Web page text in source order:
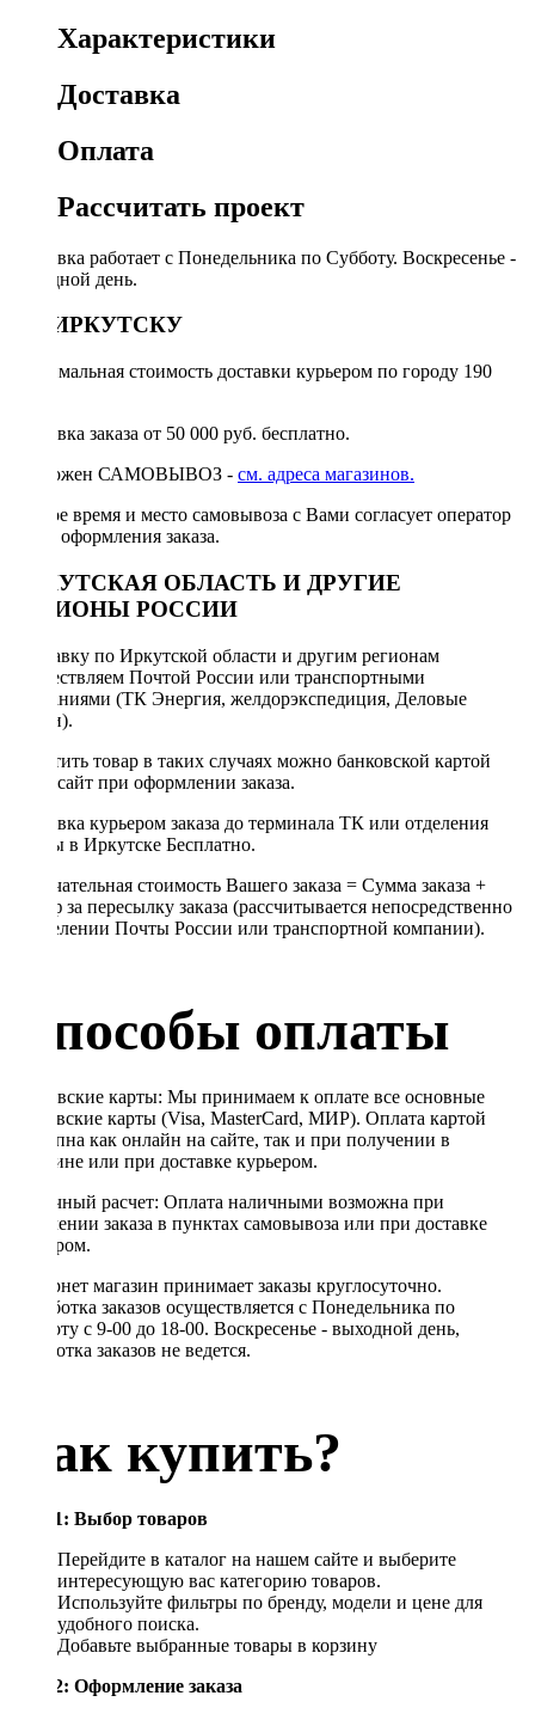
Характеристики
Доставка
Оплата
Рассчитать проект
Доставка работает с Понедельника по Субботу. Воскресенье -
выходной день.
ПО ИРКУТСКУ
Минимальная стоимость доставки курьером по городу 190
Доставка заказа от 50 000 руб. бесплатно.
Возможен САМОВЫВОЗ - см. адреса магазинов.
Точное время и место самовывоза с Вами согласует оператор
после оформления заказа.
ИРКУТСКАЯ ОБЛАСТЬ И ДРУГИЕ
РЕГИОНЫ РОССИИ
Отправку по Иркутской области и другим регионам
осуществляем Почтой России или транспортными
компаниями (ТК Энергия, желдорэкспедиция, Деловые
линии).
Оплатить товар в таких случаях можно банковской картой
через сайт при оформлении заказа.
Доставка курьером заказа до терминала ТК или отделения
Почты в Иркутске Бесплатно.
Окончательная стоимость Вашего заказа = Сумма заказа +
Тариф за пересылку заказа (рассчитывается непосредственно
в отделении Почты России или транспортной компании).
Способы оплаты
Банковские карты: Мы принимаем к оплате все основные
банковские карты (Visa, MasterCard, МИР). Оплата картой
доступна как онлайн на сайте, так и при получении в
магазине или при доставке курьером.
Наличный расчет: Оплата наличными возможна при
получении заказа в пунктах самовывоза или при доставке
курьером.
Интернет магазин принимает заказы круглосуточно.
Обработка заказов осуществляется с Понедельника по
Субботу с 9-00 до 18-00. Воскресенье - выходной день,
обработка заказов не ведется.
Как купить?
Шаг 1: Выбор товаров
Перейдите в каталог на нашем сайте и выберите
интересующую вас категорию товаров.
Используйте фильтры по бренду, модели и цене для
удобного поиска.
Добавьте выбранные товары в корзину
Шаг 2: Оформление заказа